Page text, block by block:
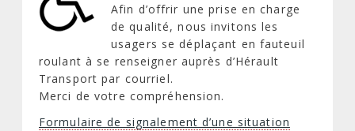
Afin d’offrir une prise en charge
de qualité, nous invitons les
usagers se déplaçant en fauteuil
roulant à se renseigner auprès d’Hérault
Transport par courriel.
Merci de votre compréhension.
Formulaire de signalement d’une situation